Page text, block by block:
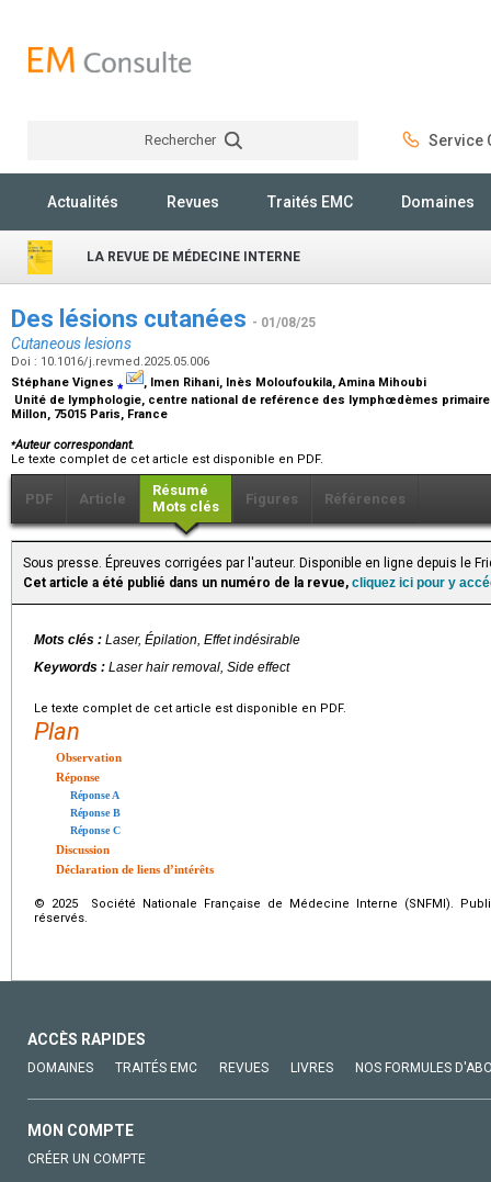
Rechercher Service
Actualités Revues Traités EMC Domaines
LA REVUE DE MÉDECINE INTERNE
Des lésions cutanées - 01/08/25
Cutaneous lesions
Doi : 10.1016/j.revmed.2025.05.006
Stéphane Vignes ⁎
, Imen Rihani, Inès Moloufoukila, Amina Mihoubi
Unité de lymphologie, centre national de reférence des lymphœdèmes
Millon, 75015 Paris, France
⁎Auteur correspondant.
Le texte complet de cet article est disponible en PDF.
PDF Article
Résumé
Mots clés
Figures Références
Sous presse. Épreuves corrigées par l'auteur. Disponible en ligne depuis le
Cet article a été publié dans un numéro de la revue, cliquez ici pour y
Mots clés : Laser, Épilation, Effet indésirable
Keywords : Laser hair removal, Side effect
Le texte complet de cet article est disponible en PDF.
Plan
Observation
Réponse
Réponse A
Réponse B
Réponse C
Discussion
Déclaration de liens d’intérêts
© 2025 Société Nationale Française de Médecine Interne (SNFMI).
réservés.
ACCÈS RAPIDES
DOMAINES TRAITÉS EMC REVUES LIVRES NOS FORMULES
MON COMPTE
CRÉER UN COMPTE